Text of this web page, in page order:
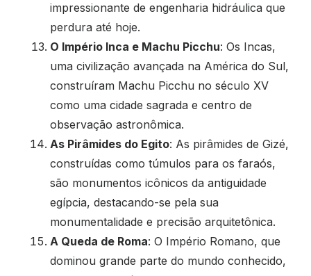
impressionante de engenharia hidráulica que
perdura até hoje.
O Império Inca e Machu Picchu: Os Incas,
uma civilização avançada na América do Sul,
construíram Machu Picchu no século XV
como uma cidade sagrada e centro de
observação astronômica.
As Pirâmides do Egito: As pirâmides de Gizé,
construídas como túmulos para os faraós,
são monumentos icônicos da antiguidade
egípcia, destacando-se pela sua
monumentalidade e precisão arquitetônica.
A Queda de Roma: O Império Romano, que
dominou grande parte do mundo conhecido,